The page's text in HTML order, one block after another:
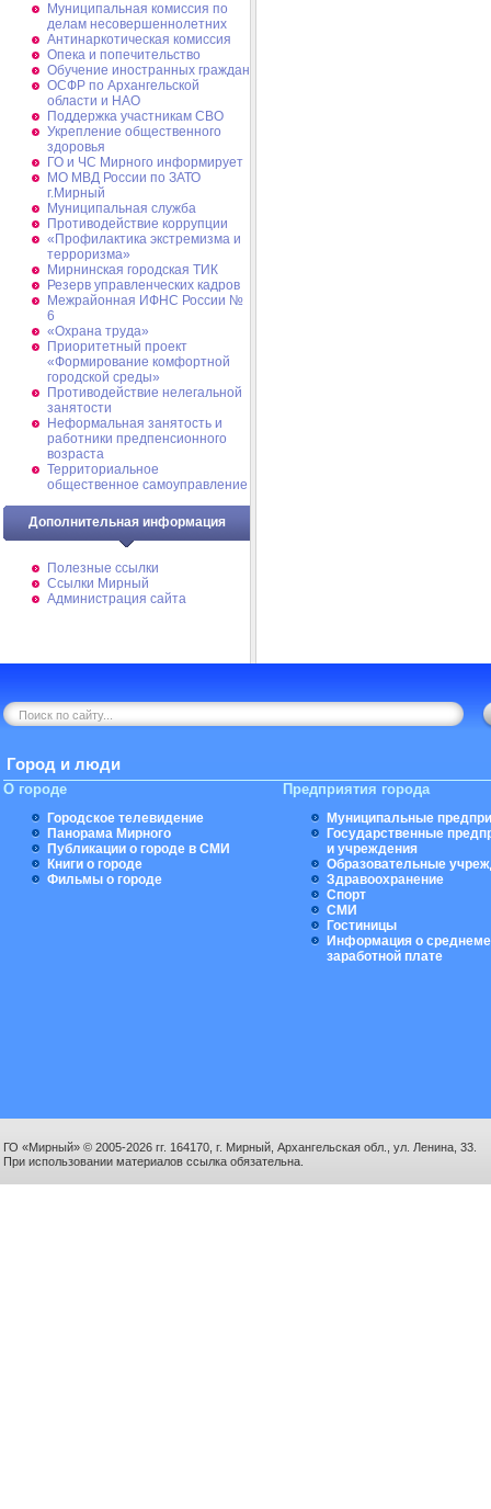
Муниципальная комиссия по
делам несовершеннолетних
Антинаркотическая комиссия
Опека и попечительство
Обучение иностранных граждан
ОСФР по Архангельской
области и НАО
Поддержка участникам СВО
Укрепление общественного
здоровья
ГО и ЧС Мирного информирует
МО МВД России по ЗАТО
г.Мирный
Муниципальная cлужба
Противодействие коррупции
«Профилактика экстремизма и
терроризма»
Мирнинская городская ТИК
Резерв управленческих кадров
Межрайонная ИФНС России №
6
«Охрана труда»
Приоритетный проект
«Формирование комфортной
городской среды»
Противодействие нелегальной
занятости
Неформальная занятость и
работники предпенсионного
возраста
Территориальное
общественное самоуправление
Дополнительная информация
Полезные ссылки
Ссылки Мирный
Администрация сайта
Город и люди
О городе
Городское телевидение
Панорама Мирного
Публикации о городе в СМИ
Книги о городе
Фильмы о городе
Предприятия города
Муниципальные
Государственные
и учреждения
Образовательные
Здравоохранение
Спорт
СМИ
Гостиницы
Информация о
заработной плате
ГО «Мирный» © 2005-2026 гг. 164170, г. Мирный, Архангельская обл., ул. Ленина, 33.
При использовании материалов ссылка обязательна.